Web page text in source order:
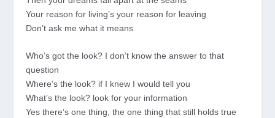
Your reason for living’s your reason for leaving
Don’t ask me what it means
Who’s got the look? I don’t know the answer to that
question
Where’s the look? if I knew I would tell you
What’s the look? look for your information
Yes there’s one thing, the one thing that still holds true